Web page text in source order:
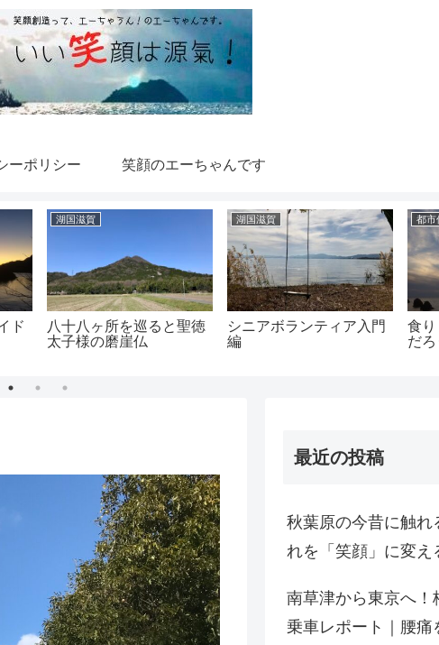
ーポリシー 笑顔のエーちゃんです
ド
湖国滋賀
八十八ヶ所を巡ると聖徳
太子様の磨崖仏
湖国滋賀
シニアボランティア入門
編
都市
食
だろ
最近の投稿
秋葉原の今昔に触れ
れを「笑顔」に変え
南草津から東京へ！
乗車レポート｜腰痛